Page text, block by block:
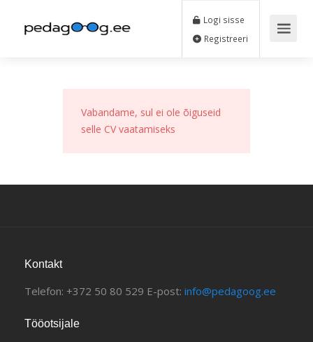
Logi sisse
Registreeri
Vabandame, sul ei ole õiguseid
selle CV vaatamiseks
Kontakt
Telefon: +372 50 80 529 E-post: info@pedagoog.ee
Tööotsijale